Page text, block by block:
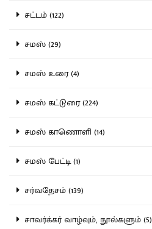
சட்டம் (122)
சமஸ் (29)
சமஸ் உரை (4)
சமஸ் கட்டுரை (224)
சமஸ் காணொளி (14)
சமஸ் பேட்டி (1)
சர்வதேசம் (139)
சாவர்க்கர் வாழ்வும், நூல்களும் (5)